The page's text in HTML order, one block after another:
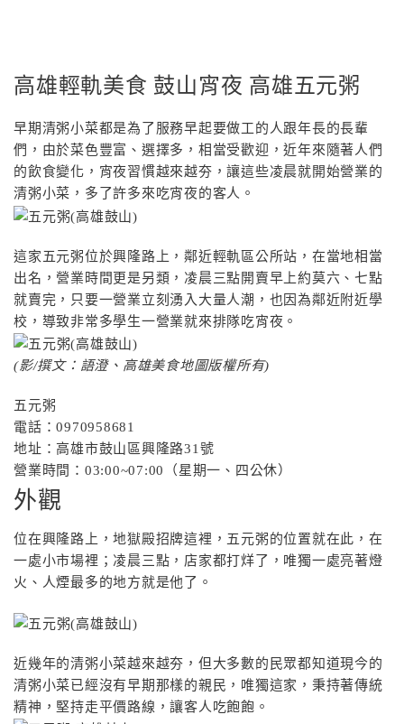
高雄輕軌美食 鼓山宵夜 高雄五元粥
早期清粥小菜都是為了服務早起要做工的人跟年長的長輩
們，由於菜色豐富、選擇多，相當受歡迎，近年來隨著人們
的飲食變化，宵夜習慣越來越夯，讓這些凌晨就開始營業的
清粥小菜，多了許多來吃宵夜的客人。
這家五元粥位於興隆路上，鄰近輕軌區公所站，在當地相當
出名，營業時間更是另類，凌晨三點開賣早上約莫六、七點
就賣完，只要一營業立刻湧入大量人潮，也因為鄰近附近學
校，導致非常多學生一營業就來排隊吃宵夜。
(影/撰文：語澄、高雄美食地圖版權所有)
五元粥
電話：0970958681
地址：高雄市鼓山區興隆路31號
營業時間：03:00~07:00（星期一、四公休）
外觀
位在興隆路上，地獄殿招牌這裡，五元粥的位置就在此，在
一處小市場裡；凌晨三點，店家都打烊了，唯獨一處亮著燈
火、人煙最多的地方就是他了。
近幾年的清粥小菜越來越夯，但大多數的民眾都知道現今的
清粥小菜已經沒有早期那樣的親民，唯獨這家，秉持著傳統
精神，堅持走平價路線，讓客人吃飽飽。